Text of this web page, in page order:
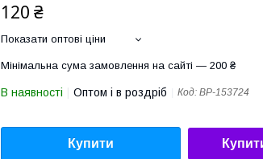
120 ₴
Показати оптові ціни
Мінімальна сума замовлення на сайті — 200 ₴
В наявності Оптом і в роздріб Код: ВР-153724
Купити